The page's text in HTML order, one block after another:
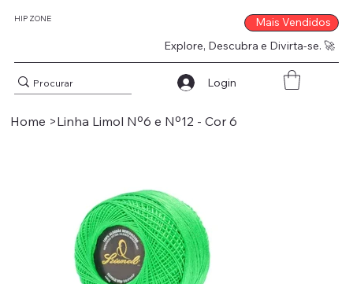
HIP ZONE
Explore, Descubra e Divirta-se. 🚀
Mais Vendidos
Login
Home >Linha Limol Nº6 e Nº12 - Cor 6